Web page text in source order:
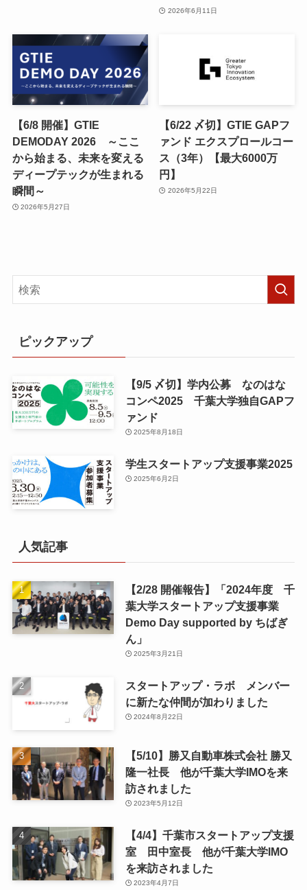
2026年6月11日
【6/8 開催】GTIE
DEMODAY 2026 ～ここ
から始まる、未来を変える
ディープテックが生まれる
瞬間～
2026年5月27日
【6/22 〆切】GTIE GAPフ
ァンド エクスプロールコー
ス（3年）【最大6000万
円】
2026年5月22日
ピックアップ
【9/5 〆切】学内公募 なのはな
コンペ2025 千葉大学独自GAPフ
ァンド
2025年8月18日
学生スタートアップ支援事業2025
2025年6月2日
人気記事
【2/28 開催報告】「2024年度 千
葉大学スタートアップ支援事業
Demo Day supported by ちばぎ
ん」
2025年3月21日
スタートアップ・ラボ メンバー
に新たな仲間が加わりました
2024年8月22日
【5/10】勝又自動車株式会社 勝又
隆一社長 他が千葉大学IMOを来
訪されました
2023年5月12日
【4/4】千葉市スタートアップ支援
室 田中室長 他が千葉大学IMO
を来訪されました
2023年4月7日